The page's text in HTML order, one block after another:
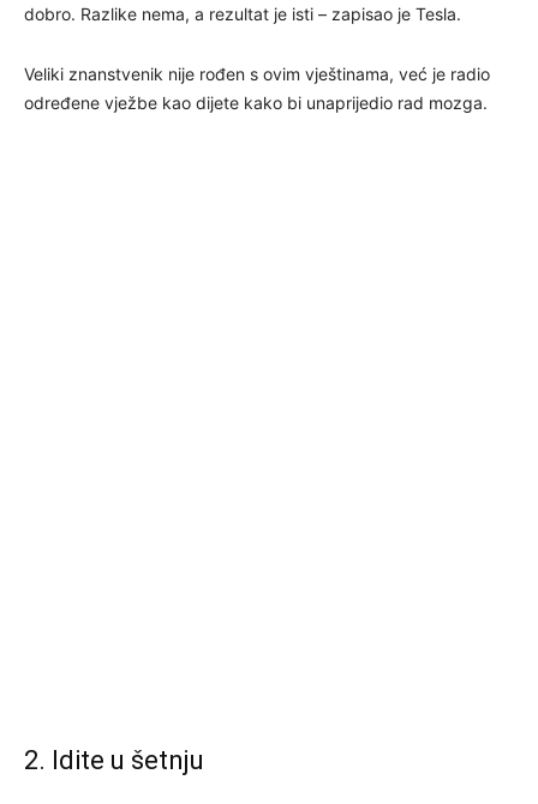
dobro. Razlike nema, a rezultat je isti – zapisao je Tesla.
Veliki znanstvenik nije rođen s ovim vještinama, već je radio
određene vježbe kao dijete kako bi unaprijedio rad mozga.
2. Idite u šetnju